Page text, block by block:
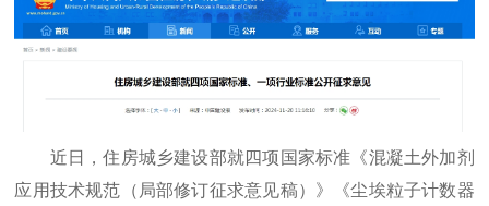
近日，住房城乡建设部就四项国家标准《混凝土外加剂
应用技术规范（局部修订征求意见稿）》《尘埃粒子计数器